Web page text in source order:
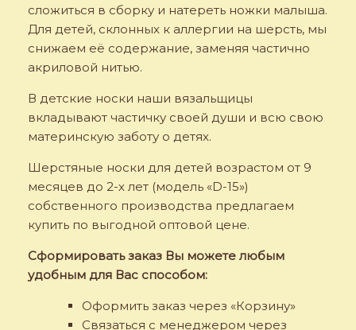
сложиться в сборку и натереть ножки малыша.
Для детей, склонных к аллергии на шерсть, мы
снижаем её содержание, заменяя частично
акриловой нитью.
В детские носки наши вязальщицы
вкладывают частичку своей души и всю свою
материнскую заботу о детях.
Шерстяные носки для детей возрастом от 9
месяцев до 2-х лет (модель «D-15»)
собственного производства предлагаем
купить по выгодной оптовой цене.
Сформировать заказ Вы можете любым
удобным для Вас способом:
Оформить заказ через «Корзину»
Связаться с менеджером через